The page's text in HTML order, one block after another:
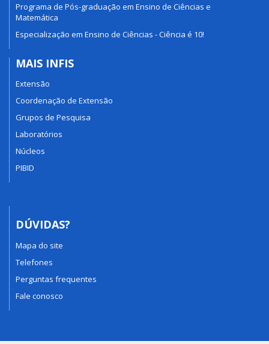
Programa de Pós-graduação em Ensino de Ciências e
Matemática
Especialização em Ensino de Ciências - Ciência é 10!
MAIS INFIS
Extensão
Coordenação de Extensão
Grupos de Pesquisa
Laboratórios
Núcleos
PIBID
DÚVIDAS?
Mapa do site
Telefones
Perguntas frequentes
Fale conosco